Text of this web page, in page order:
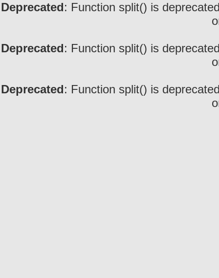
Deprecated: Function split() is
Deprecated: Function split() is
Deprecated: Function split() is